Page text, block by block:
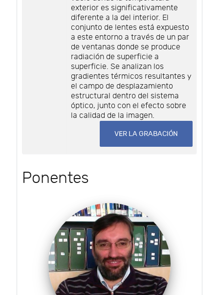
exterior es significativamente
diferente a la del interior. El
conjunto de lentes está expuesto
a este entorno a través de un par
de ventanas donde se produce
radiación de superficie a
superficie. Se analizan los
gradientes térmicos resultantes y
el campo de desplazamiento
estructural dentro del sistema
óptico, junto con el efecto sobre
la calidad de la imagen.
VER LA GRABACIÓN
Ponentes